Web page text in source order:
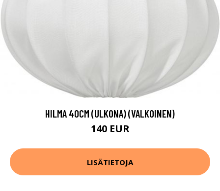
HILMA 40CM (ULKONA) (VALKOINEN)
140 EUR
LISÄTIETOJA